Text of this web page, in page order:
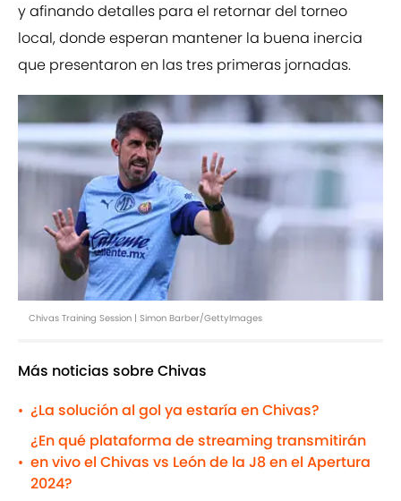
y afinando detalles para el retornar del torneo
local, donde esperan mantener la buena inercia
que presentaron en las tres primeras jornadas.
Chivas Training Session | Simon Barber/GettyImages
Más noticias sobre Chivas
• ¿La solución al gol ya estaría en Chivas?
•
¿En qué plataforma de streaming transmitirán
en vivo el Chivas vs León de la J8 en el Apertura
2024?